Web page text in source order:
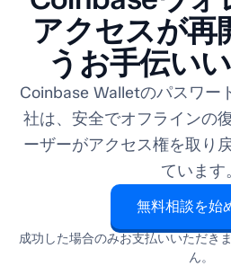
アクセスが再
うお手伝い
Coinbase Walletのパスワー
社は、安全でオフラインの
ーザーがアクセス権を取り
ています。
無料相談を始
成功した場合のみお支払いいただき
ん。